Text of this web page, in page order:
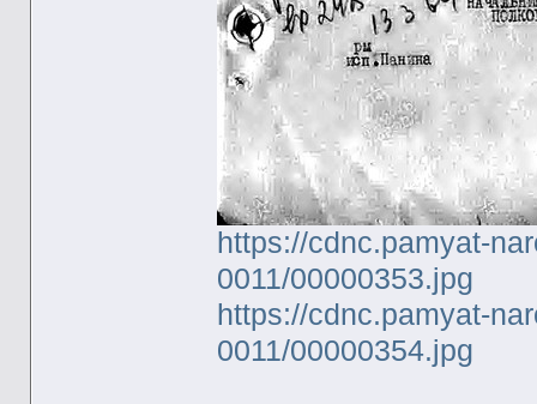
https://cdnc.pamyat-
0011/00000353.jpg
https://cdnc.pamyat-
0011/00000354.jpg